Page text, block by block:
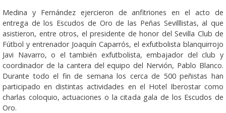
Medina y Fernández ejercieron de anfitriones en el acto de
entrega de los Escudos de Oro de las Peñas Sevilllistas, al que
asistieron, entre otros, el presidente de honor del Sevilla Club de
Fútbol y entrenador Joaquín Caparrós, el exfutbolista blanquirrojo
Javi Navarro, o el también exfutbolista, embajador del club y
coordinador de la cantera del equipo del Nervión, Pablo Blanco.
Durante todo el fin de semana los cerca de 500 peñistas han
participado en distintas actividades en el Hotel Iberostar como
charlas coloquio, actuaciones o la citada gala de los Escudos de
Oro.